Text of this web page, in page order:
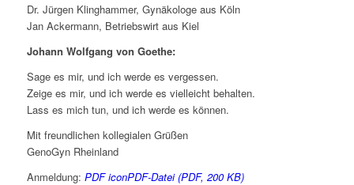
Dr. Jürgen Klinghammer, Gynäkologe aus Köln
Jan Ackermann, Betriebswirt aus Kiel
Johann Wolfgang von Goethe:
Sage es mir, und ich werde es vergessen.
Zeige es mir, und ich werde es vielleicht behalten.
Lass es mich tun, und ich werde es können.
Mit freund­li­chen kol­le­gi­a­len Grüßen
Ge­no­Gyn Rhein­land
Anmeldung: PDF iconPDF-Datei (PDF, 200 KB)